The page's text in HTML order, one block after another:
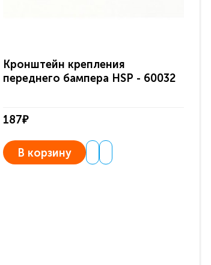
Кронштейн крепления
переднего бампера HSP - 60032
187₽
В корзину